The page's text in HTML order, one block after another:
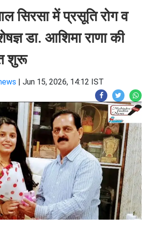
सिरसा में प्रसूति रोग व
डा. आशिमा राणा की
शुरू
| Jun 15, 2026, 14:12 IST